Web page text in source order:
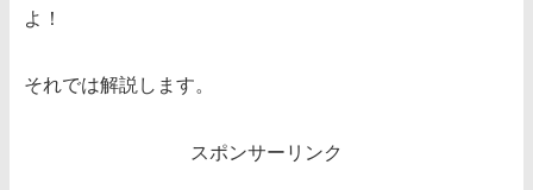
よ！
それでは解説します。
スポンサーリンク